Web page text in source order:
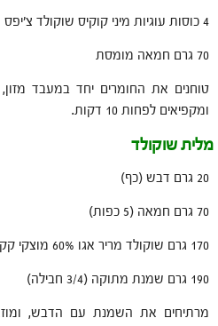
4 כוסות עוגיות מיני קוקיס שוקולד צ'יפס
70 גרם חמאה מומסת
טוחנים את החומרים יחד במעבד
ומקפיאים לפחות 10 דקות.
מלית שוקולד
20 גרם דבש (כף)
70 גרם חמאה (5 כפות)
170 גרם שוקולד מריר אגו 60% מוצקי קקאו
190 גרם שמנת מתוקה (3/4 חבילה)
מרתיחים את השמנת עם הדבש,